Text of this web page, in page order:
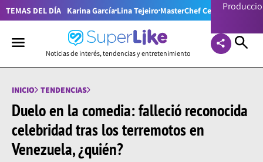
TEMAS DEL DÍA Karina García Lina Tejeiro MasterChef Celebrity
Noticias de interés, tendencias y entretenimiento
INICIO TENDENCIAS
Duelo en la comedia: falleció reconocida
celebridad tras los terremotos en
Venezuela, ¿quién?